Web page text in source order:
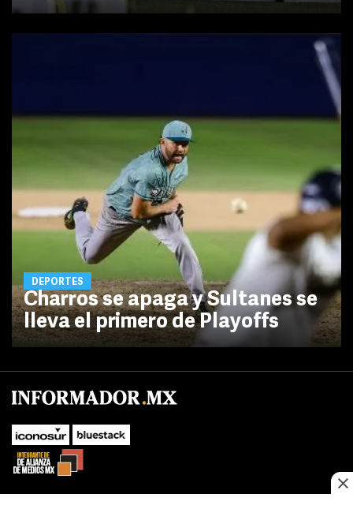
DEPORTES
Charros se apaga y Sultanes se
lleva el primero de Playoffs